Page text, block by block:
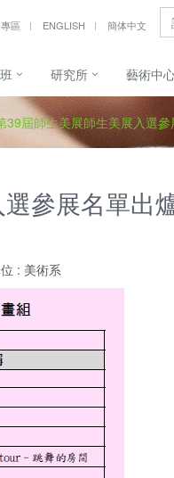
區 ENGLISH 簡体中文
研究所 藝術中
39屆師生美展師生美展入選
參展名單出
: 美術系